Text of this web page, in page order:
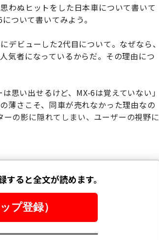
わぬヒットをした日本車について書いて
ついて書いてみよう。
ビューした2代目について。なぜなら、
気者になっているからだ。その理由につ
思い出せるけど、MX-6は覚えていない」
薄さこそ、同車が売れなかった理由なの
の影に隠れてしまい、ユーザーの視野に